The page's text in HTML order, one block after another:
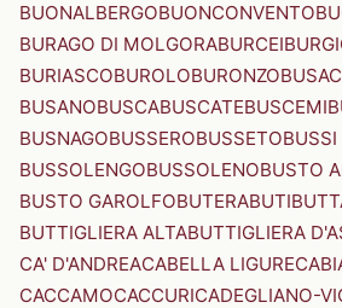
BUONALBERGOBUONCONVENTO
BURAGO DI MOLGORABURCEI
BURIASCOBUROLOBURONZO
BUSANOBUSCABUSCATEBUSCEMI
BUSNAGOBUSSEROBUSSETO
BUSSOLENGOBUSSOLENOBUSTO
BUSTO GAROLFOBUTERABUTI
BUTTIGLIERA ALTABUTTIGLIERA
CA' D'ANDREACABELLA LIGURE
CACCAMOCACCURICADEGLIANO-